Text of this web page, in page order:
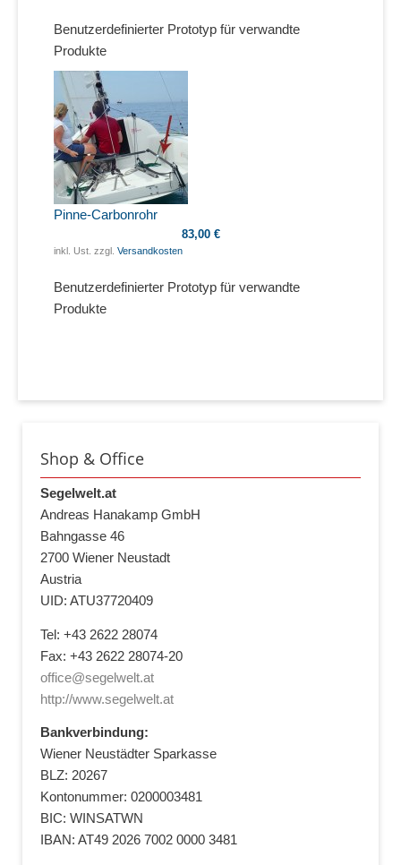
Benutzerdefinierter Prototyp für verwandte
Produkte
Pinne-Carbonrohr
83,00 €
inkl. Ust. zzgl. Versandkosten
Benutzerdefinierter Prototyp für verwandte
Produkte
Shop & Office
Segelwelt.at
Andreas Hanakamp GmbH
Bahngasse 46
2700 Wiener Neustadt
Austria
UID: ATU37720409
Tel: +43 2622 28074
Fax: +43 2622 28074-20
office@segelwelt.at
http://www.segelwelt.at
Bankverbindung:
Wiener Neustädter Sparkasse
BLZ: 20267
Kontonummer: 0200003481
BIC: WINSATWN
IBAN: AT49 2026 7002 0000 3481